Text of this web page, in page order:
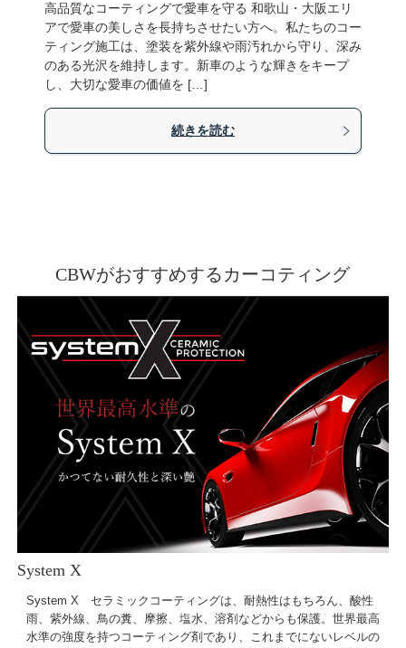
高品質なコーティングで愛車を守る 和歌山・大阪エリ
アで愛車の美しさを長持ちさせたい方へ。私たちのコー
ティング施工は、塗装を紫外線や雨汚れから守り、深み
のある光沢を維持します。新車のような輝きをキープ
し、大切な愛車の価値を […]
続きを読む
CBWがおすすめするカーコティング
System X
System X セラミックコーティングは、耐熱性はもちろん、酸性
雨、紫外線、鳥の糞、摩擦、塩水、溶剤などからも保護。世界最高
水準の強度を持つコーティング剤であり、これまでにないレベルの